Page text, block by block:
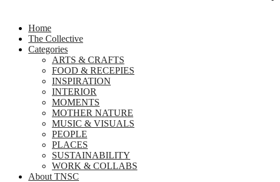
Home
The Collective
Categories
ARTS & CRAFTS
FOOD & RECEPIES
INSPIRATION
INTERIOR
MOMENTS
MOTHER NATURE
MUSIC & VISUALS
PEOPLE
PLACES
SUSTAINABILITY
WORK & COLLABS
About TNSC